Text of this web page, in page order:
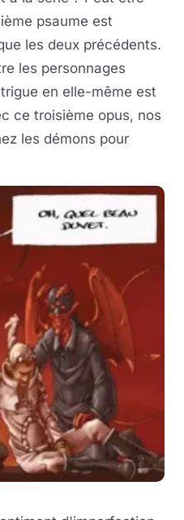
psaume est
les deux précédents.
les personnages
en elle-même est
ce troisième opus, nos
les démons pour